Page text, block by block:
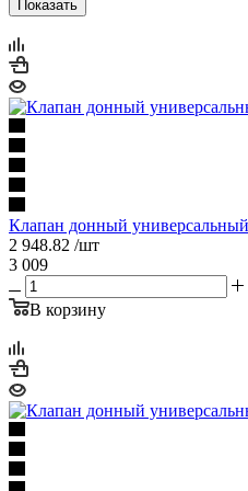
Показать
Клапан донный
2 948.82 /шт
3 009
В корзину